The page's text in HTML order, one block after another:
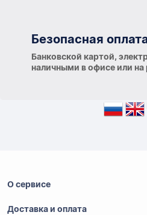
Безопасная
Банковской картой,
наличными в офисе или на
О сервисе
Доставка и оплата